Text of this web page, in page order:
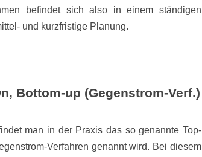
befindet sich also in einem ständigen
und kurzfristige Planung.
Bottom-up (Gegenstrom-Verf.)
man in der Praxis das so genannte Top-
Verfahren genannt wird. Bei diesem